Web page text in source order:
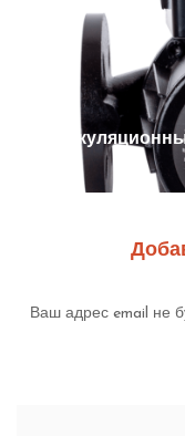
Ваш адрес email не